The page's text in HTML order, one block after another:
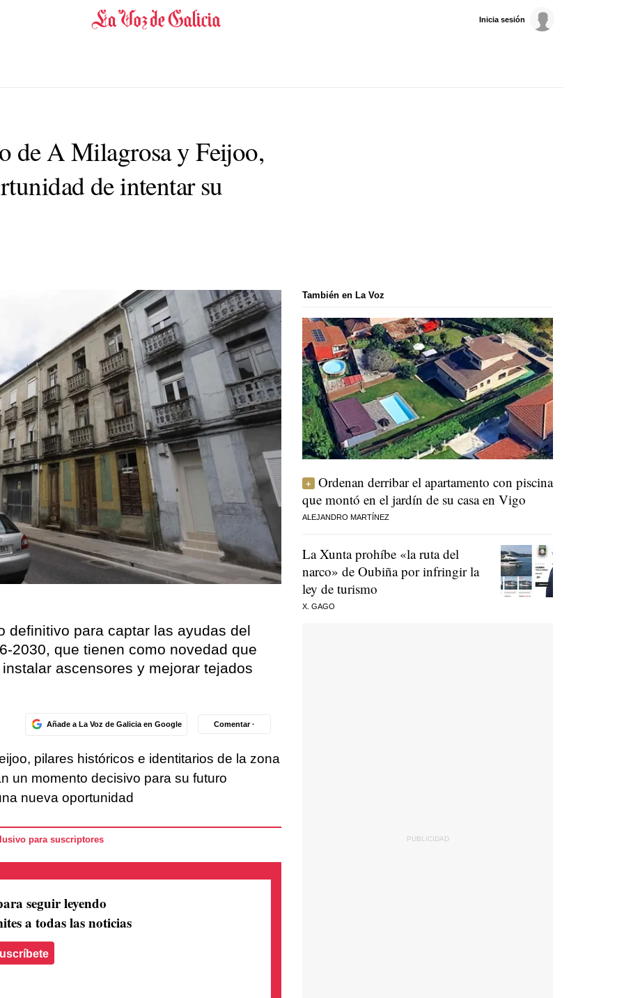
Inicia sesión
de A Milagrosa y Feijoo,
de intentar su
definitivo para captar las ayudas del
2030, que tienen como novedad que
ascensores y mejorar tejados
Añade a La Voz de Galicia en Google Comentar ·
pilares históricos e identitarios de la zona
un momento decisivo para su futuro
nueva oportunidad
para suscriptores
seguir leyendo
a todas las noticias
También en La Voz
Ordenan derribar el apartamento con piscina
que montó en el jardín de su casa en Vigo
ALEJANDRO MARTÍNEZ
La Xunta prohíbe «la ruta del
narco» de Oubiña por infringir la
ley de turismo
X. GAGO